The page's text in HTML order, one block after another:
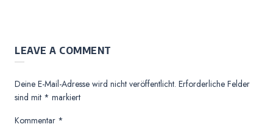
LEAVE A COMMENT
Deine E-Mail-Adresse wird nicht veröffentlicht. Erforderliche Felder
sind mit * markiert
Kommentar *